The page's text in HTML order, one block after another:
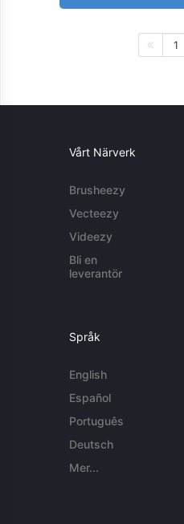
1
Vårt Närverk
Brusheezy
Vecteezy
Videezy
Bli en
leverantör
Språk
English
Español
Português
Deutsch
Mer...